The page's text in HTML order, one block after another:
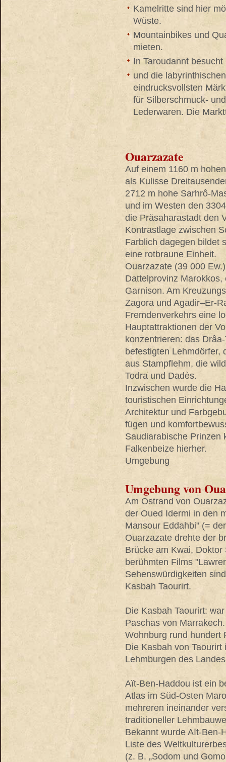
Kamelritte sind hier
Wüste.
Mountainbikes und
mieten.
In Taroudannt
und die
eindrucksvollsten
für Silberschmuck-
Lederwaren. Die
Ouarzazate
Auf einem 1160 m
als Kulisse
2712 m hohe Sarhrô-
und im Westen den
die Präsaharastadt den
Kontrastlage zwischen
Farblich dagegen bildet
eine rotbraune Einheit.
Ouarzazate (39 000
Dattelprovinz
Garnison. Am
Zagora und Agadir–Er-
Fremdenverkehrs eine
Hauptattraktionen der
konzentrieren: das
befestigten Lehmdörfer,
aus Stampflehm, die
Todra und Dadès.
Inzwischen wurde die
touristischen
Architektur und
fügen und
Saudiarabische Prinzen
Falkenbeize hierher.
Umgebung
Umgebung von
Am Ostrand von
der Oued Idermi in den
Mansour Eddahbi" (=
Ouarzazate drehte der
Brücke am Kwai,
berühmten Films
Sehenswürdigkeiten
Kasbah Taourirt.
Die Kasbah Taourirt:
Paschas von
Wohnburg rund hundert
Die Kasbah von
Lehmburgen des
Aït-Ben-Haddou ist ein
Atlas im Süd-Osten
mehreren ineinander
traditioneller
Bekannt wurde Aït-Ben-
Liste des
(z. B. „Sodom und